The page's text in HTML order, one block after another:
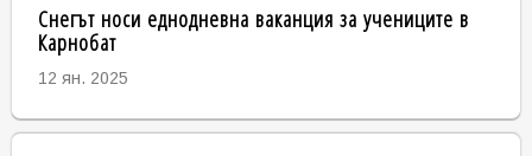
Снегът носи еднодневна ваканция за учениците в
Карнобат
12 ян. 2025